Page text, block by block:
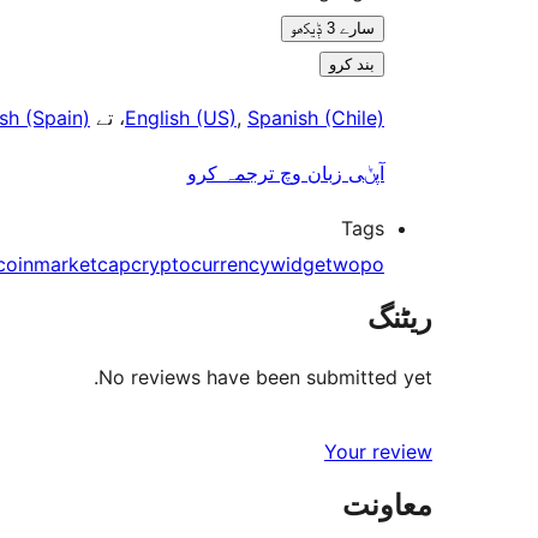
سارے 3 ݙیکھو
بند کرو
English (US), Spanish (Chile) ، تے (Spain)
آپݨی زبان وچ ترجمہ کرو
Tags
cryptocurrencywidgetwopo
ریٹنگ
No reviews have been submitted yet.
Your review
معاونت